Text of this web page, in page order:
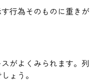
行為そのものに重きが
がよくみられます。列
ょう。